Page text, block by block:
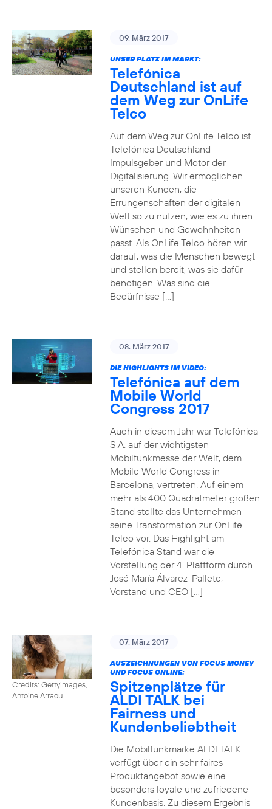
09. März 2017
UNSER PLATZ IM MARKT:
Telefónica
Deutschland ist auf
dem Weg zur OnLife
Telco
Auf dem Weg zur OnLife Telco ist
Telefónica Deutschland
Impulsgeber und Motor der
Digitalisierung. Wir ermöglichen
unseren Kunden, die
Errungenschaften der digitalen
Welt so zu nutzen, wie es zu ihren
Wünschen und Gewohnheiten
passt. Als OnLife Telco hören wir
darauf, was die Menschen bewegt
und stellen bereit, was sie dafür
benötigen. Was sind die
Bedürfnisse […]
08. März 2017
DIE HIGHLIGHTS IM VIDEO:
Telefónica auf dem
Mobile World
Congress 2017
Auch in diesem Jahr war Telefónica
S.A. auf der wichtigsten
Mobilfunkmesse der Welt, dem
Mobile World Congress in
Barcelona, vertreten. Auf einem
mehr als 400 Quadratmeter großen
Stand stellte das Unternehmen
seine Transformation zur OnLife
Telco vor. Das Highlight am
Telefónica Stand war die
Vorstellung der 4. Plattform durch
José María Álvarez-Pallete,
Vorstand und CEO […]
Credits: Gettyimages,
Antoine Arraou
07. März 2017
AUSZEICHNUNGEN VON FOCUS MONEY
UND FOCUS ONLINE:
Spitzenplätze für
ALDI TALK bei
Fairness und
Kundenbeliebtheit
Die Mobilfunkmarke ALDI TALK
verfügt über ein sehr faires
Produktangebot sowie eine
besonders loyale und zufriedene
Kundenbasis. Zu diesem Ergebnis